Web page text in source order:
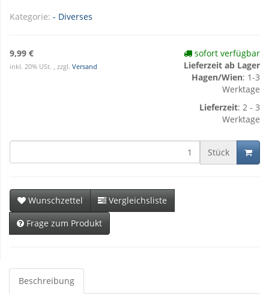
Kategorie: - Diverses
9,99 €
inkl. 20% USt. , zzgl. Versand
sofort verfügbar
Lieferzeit ab Lager
Hagen/Wien: 1-3
Werktage
Lieferzeit: 2 - 3
Werktage
Stück
Wunschzettel
Vergleichsliste
Frage zum Produkt
Beschreibung